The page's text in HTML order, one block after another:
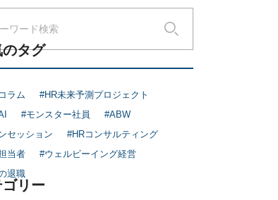
タグ
ラム
#HR未来予測プロジェクト
#モンスター社員
#ABW
セッション
#HRコンサルティング
当者
#ウェルビーイング経営
退職
ゴリー